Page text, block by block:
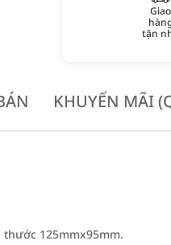
Giao
tận
KHUYẾN MÃI
125mmx95mm.